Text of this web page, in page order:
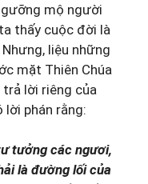
mộ người
thấy cuộc đời là
liệu những
mặt Thiên Chúa
trả lời riêng của
lời phán rằng:
tưởng các ngươi,
là đường lối của